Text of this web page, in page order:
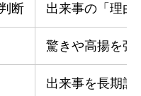
断 出来事の「理由
驚きや高揚を強
出来事を長期記